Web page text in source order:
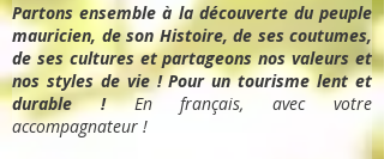
Partons ensemble à la découverte du peuple
mauricien, de son Histoire, de ses coutumes,
de ses cultures et partageons nos valeurs et
nos styles de vie ! Pour un tourisme lent et
durable !En français, avec votre
accompagnateur !